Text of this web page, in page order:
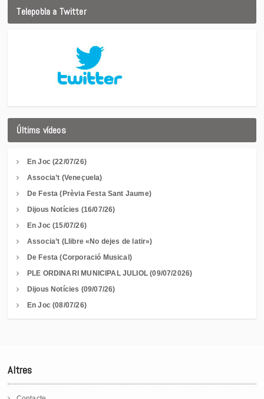
Telepobla a Twitter
Últims vídeos
En Joc (22/07/26)
Associa’t (Veneçuela)
De Festa (Prèvia Festa Sant Jaume)
Dijous Notícies (16/07/26)
En Joc (15/07/26)
Associa’t (Llibre «No dejes de latir»)
De Festa (Corporació Musical)
PLE ORDINARI MUNICIPAL JULIOL (09/07/2026)
Dijous Notícies (09/07/26)
En Joc (08/07/26)
Altres